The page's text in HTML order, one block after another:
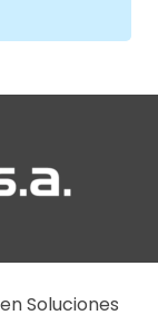
Soluciones